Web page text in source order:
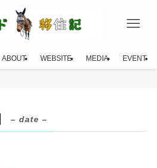
ABOUT WEBSITE MEDIA EVENT
– date –